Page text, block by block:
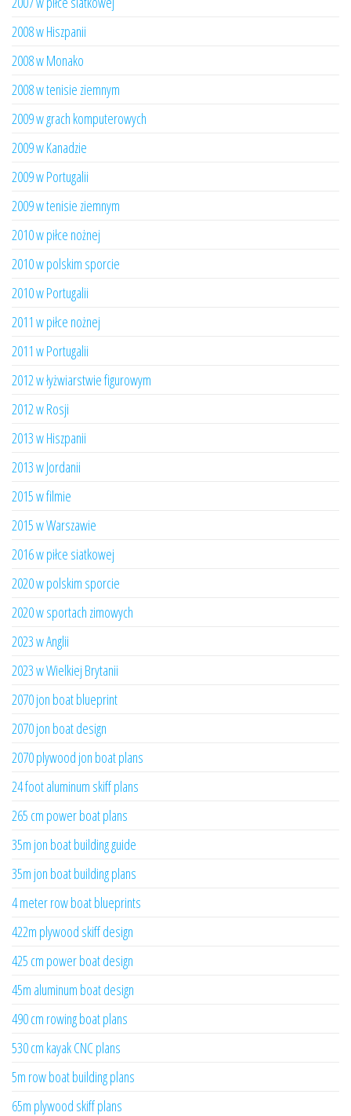
2008 w Hiszpanii
2008 w Monako
2008 w tenisie ziemnym
2009 w grach komputerowych
2009 w Kanadzie
2009 w Portugalii
2009 w tenisie ziemnym
2010 w piłce nożnej
2010 w polskim sporcie
2010 w Portugalii
2011 w piłce nożnej
2011 w Portugalii
2012 w łyżwiarstwie figurowym
2012 w Rosji
2013 w Hiszpanii
2013 w Jordanii
2015 w filmie
2015 w Warszawie
2016 w piłce siatkowej
2020 w polskim sporcie
2020 w sportach zimowych
2023 w Anglii
2023 w Wielkiej Brytanii
2070 jon boat blueprint
2070 jon boat design
2070 plywood jon boat plans
24 foot aluminum skiff plans
265 cm power boat plans
35m jon boat building guide
35m jon boat building plans
4 meter row boat blueprints
422m plywood skiff design
425 cm power boat design
45m aluminum boat design
490 cm rowing boat plans
530 cm kayak CNC plans
5m row boat building plans
65m plywood skiff plans